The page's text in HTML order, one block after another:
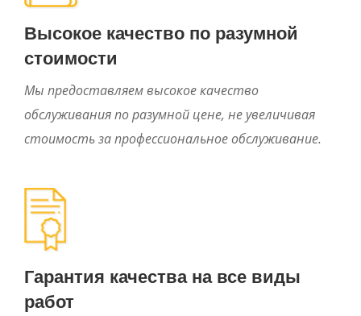
Высокое качество по разумной
стоимости
Мы предоставляем высокое качество
обслуживания по разумной цене, не увеличивая
стоимость за профессиональное обслуживание.
Гарантия качества на все виды
работ